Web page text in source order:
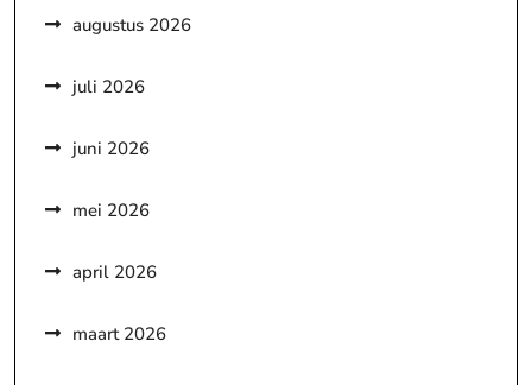
augustus 2026
juli 2026
juni 2026
mei 2026
april 2026
maart 2026